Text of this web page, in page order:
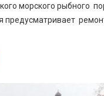
морского рыбного
предусматривает